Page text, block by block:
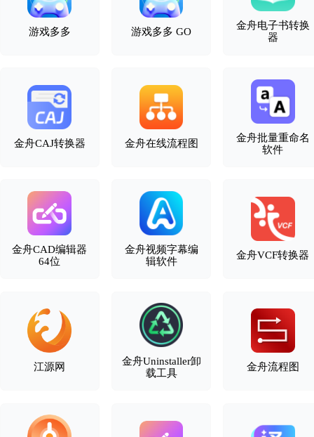
游戏多多 游戏多多 GO
金舟电子书转换
器
金舟CAJ转换器 金舟在线流程图
金舟批量重命名
软件
金舟CAD编辑器
64位
金舟视频字幕编
辑软件
金舟VCF转换器
江源网
金舟Uninstaller卸
载工具
金舟流程图